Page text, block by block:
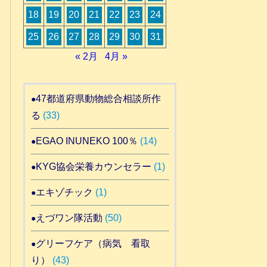
18 19 20 21 22 23 24
25 26 27 28 29 30
31
« 2月
4月 »
47都道府県動物総合相談所作
る (33)
EGAO INUNEKO 100％ (14)
KYG協会栄養カウンセラー (1)
エキゾチック (1)
えづワン隊活動 (50)
グリーフケア（病気 看取
り）
(43)